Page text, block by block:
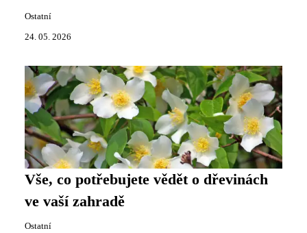
Ostatní
24. 05. 2026
Vše, co potřebujete vědět o dřevinách
ve vaší zahradě
Ostatní